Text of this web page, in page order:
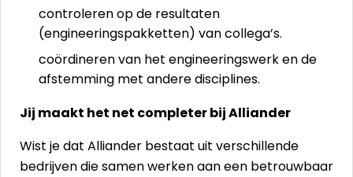
controleren op de resultaten
(engineeringspakketten) van collega’s.
coördineren van het engineeringswerk en de
afstemming met andere disciplines.
Jij maakt het net completer bij Alliander
Wist je dat Alliander bestaat uit verschillende
bedrijven die samen werken aan een betrouwbaar